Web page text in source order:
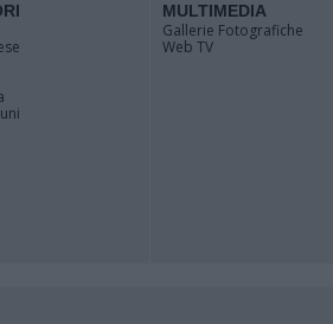
MULTIMEDIA
Gallerie Fotografiche
Web TV